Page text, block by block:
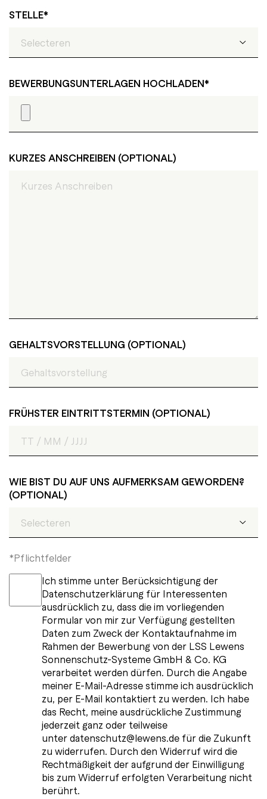
STELLE
</span>
Aus­bil­dung zum In­dus­trie­kauf­frau/-mann (m/w/d)
<br /><span class='job-location-
/><span class='job-location-
class='job-location-list'>Ludwigslust</span>
Aus­bil­dung zur Fach­kraft für La­ger­lo­gis­tik
list'>Ludwigslust</span>
E­lek­tro­ni­ker, In­dus­trie­me­cha­ni­ker, Me­cha­tro­ni­ker
(m/w/d) <br /><span class='job-location-
Ver­sand von Mar­kisen und Glas­däch­ern (m/w/d)
<br /><span class='job-location-
list'>Ludwigslust</span>
BEWERBUNGSUNTERLAGEN HOCHLADEN
KURZES ANSCHREIBEN (OPTIONAL)
GEHALTSVORSTELLUNG (OPTIONAL)
FRÜHSTER EINTRITTSTERMIN (OPTIONAL)
WIE BIST DU AUF UNS AUFMERKSAM GEWORDEN?
(OPTIONAL)
Stellenportal
Social Media
Persönliche Empfehlung
Keine Angabe
*Pflichtfelder
Ich stimme unter Berücksichtigung der
Datenschutzerklärung für Interessenten
ausdrücklich zu, dass die im vorliegenden
Formular von mir zur Verfügung gestellten
Daten zum Zweck der Kontaktaufnahme im
Rahmen der Bewerbung von der LSS Lewens
Sonnenschutz-Systeme GmbH & Co. KG
verarbeitet werden dürfen. Durch die Angabe
meiner E-Mail-Adresse stimme ich ausdrücklich
zu, per E-Mail kontaktiert zu werden. Ich habe
das Recht, meine ausdrückliche Zustimmung
jederzeit ganz oder teilweise
unter datenschutz@lewens.de für die Zukunft
zu widerrufen. Durch den Widerruf wird die
Rechtmäßigkeit der aufgrund der Einwilligung
bis zum Widerruf erfolgten Verarbeitung nicht
berührt.